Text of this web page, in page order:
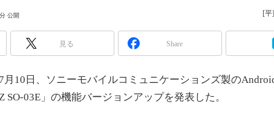
公開 [平
見る Share
10日、ソニーモバイルコミュニケーションズ製の
SO-03E」の機能バージョンアップを発表した。